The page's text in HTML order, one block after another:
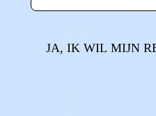
JA, IK WIL MIJN